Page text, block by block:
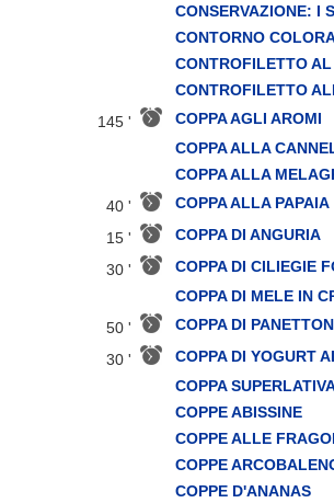
CONSERVAZIONE: I
CONTORNO
CONTROFILETTO
CONTROFILETTO
145 '
COPPA AGLI AROMI
COPPA ALLA
COPPA ALLA
40 '
COPPA ALLA PAPAIA
15 '
COPPA DI ANGURIA
30 '
COPPA DI CILIEGIE
COPPA DI MELE IN
50 '
COPPA DI
30 '
COPPA DI YOGURT
COPPA
COPPE ABISSINE
COPPE ALLE
COPPE
COPPE D'ANANAS